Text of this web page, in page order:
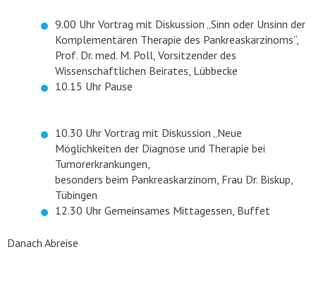
9.00 Uhr Vortrag mit Diskussion „Sinn oder Unsinn der
Komplementären Therapie des Pankreaskarzinoms“,
Prof. Dr. med. M. Poll, Vorsitzender des
Wissenschaftlichen Beirates, Lübbecke
10.15 Uhr Pause
10.30 Uhr Vortrag mit Diskussion „Neue
Möglichkeiten der Diagnose und Therapie bei
Tumorerkrankungen,
besonders beim Pankreaskarzinom, Frau Dr. Biskup,
Tübingen
12.30 Uhr Gemeinsames Mittagessen, Buffet
Danach Abreise